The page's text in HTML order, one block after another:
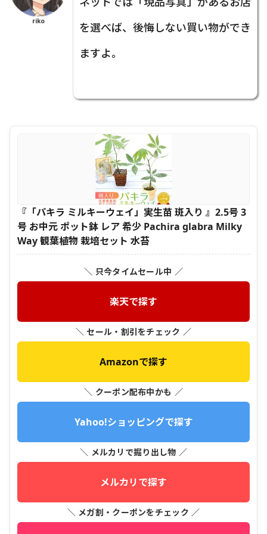
riko
を選べば、後悔しない買い物ができ
ますよ。
『「パキラ ミルキーウェイ」実生苗 斑入り 』2.5号 3
号 お中元 ポット鉢 レア 希少 Pachira glabra Milky
Way 観葉植物 栽培セット 水苔
＼ 只今タイムセール中 ／
楽天で探す
＼ セール・割引をチェック ／
Amazonで探す
＼ クーポン配布中かも ／
Yahoo!ショッピングで探す
＼ メルカリで掘り出し物 ／
メルカリで探す
＼ メガ割・クーポンをチェック ／